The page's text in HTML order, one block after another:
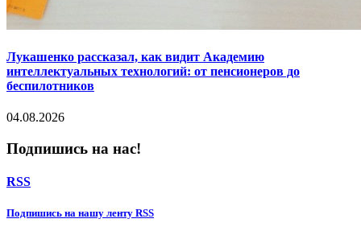
Лукашенко рассказал, как видит Академию
интеллектуальных технологий: от пенсионеров до
беспилотников
04.08.2026
Подпишись на нас!
RSS
Подпишиcь на нашу ленту RSS